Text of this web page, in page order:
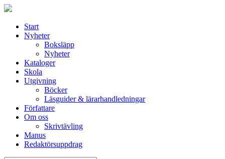
Start
Nyheter
Boksläpp
Nyheter
Kataloger
Skola
Utgivning
Böcker
Läsguider & lärarhandledningar
Författare
Om oss
Skrivtävling
Manus
Redaktörsuppdrag